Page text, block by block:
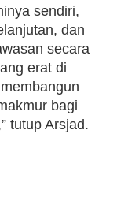
sendiri,
dan
secara
erat di
bagi
tutup Arsjad.